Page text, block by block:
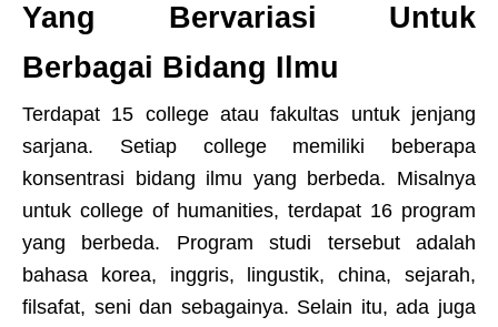
Yang Bervariasi Untuk
Berbagai Bidang Ilmu
Terdapat 15 college atau fakultas untuk jenjang
sarjana. Setiap college memiliki beberapa
konsentrasi bidang ilmu yang berbeda. Misalnya
untuk college of humanities, terdapat 16 program
yang berbeda. Program studi tersebut adalah
bahasa korea, inggris, lingustik, china, sejarah,
filsafat, seni dan sebagainya. Selain itu, ada juga